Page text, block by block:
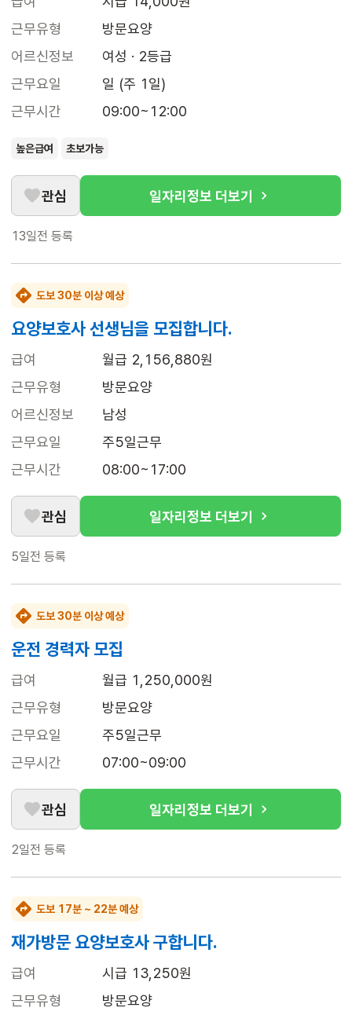
근무유형
방문요양
어르신정보
여성 · 2등급
근무요일
일 (주 1일)
근무시간
09:00~12:00
높은급여 초보가능
관심 일자리정보 더보기
13일전 등록
도보 30분 이상 예상
요양보호사 선생님을 모집합니다.
급여
월급 2,156,880원
근무유형
방문요양
어르신정보
남성
근무요일
주5일근무
근무시간
08:00~17:00
관심 일자리정보 더보기
5일전 등록
도보 30분 이상 예상
운전 경력자 모집
급여
월급 1,250,000원
근무유형
방문요양
근무요일
주5일근무
근무시간
07:00~09:00
관심 일자리정보 더보기
2일전 등록
도보 17분 ~ 22분 예상
재가방문 요양보호사 구합니다.
급여
시급 13,250원
근무유형
방문요양